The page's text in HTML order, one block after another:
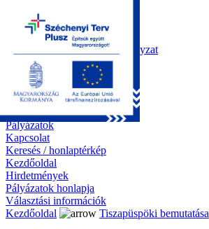
Kezdőoldal
Önkormányzat
Polgármesteri Hivatal
Roma Nemzetiségi Önkormányzat
Elektronikus ügyintézés
Közérdekű információk
Tiszapüspöki bemutatása
Galéria
Díjazottaink
Pályázatok
Kapcsolat
Keresés / honlaptérkép
Kezdőoldal
Hirdetmények
Pályázatok honlapja
Választási információk
Kezdőoldal
Tiszapüspöki bemutatása